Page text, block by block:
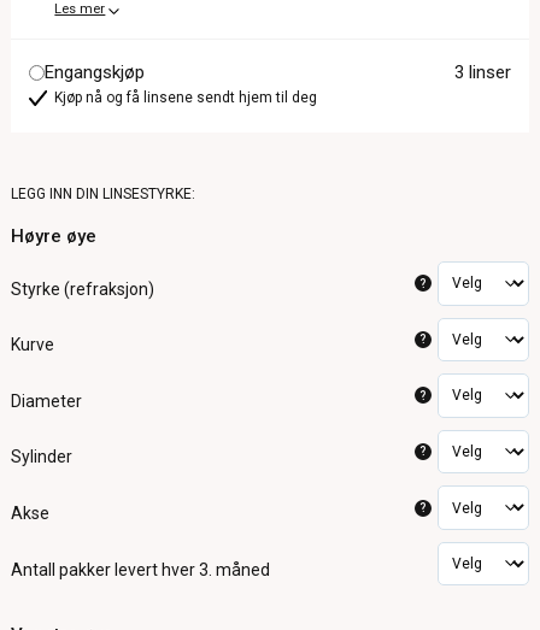
Les mer
Engangskjøp 3 linser
Kjøp nå og få linsene sendt hjem til deg
LEGG INN DIN LINSESTYRKE:
Høyre øye
Styrke (refraksjon) ?
Kurve ?
Diameter ?
Sylinder ?
Akse ?
Antall pakker levert hver 3. måned